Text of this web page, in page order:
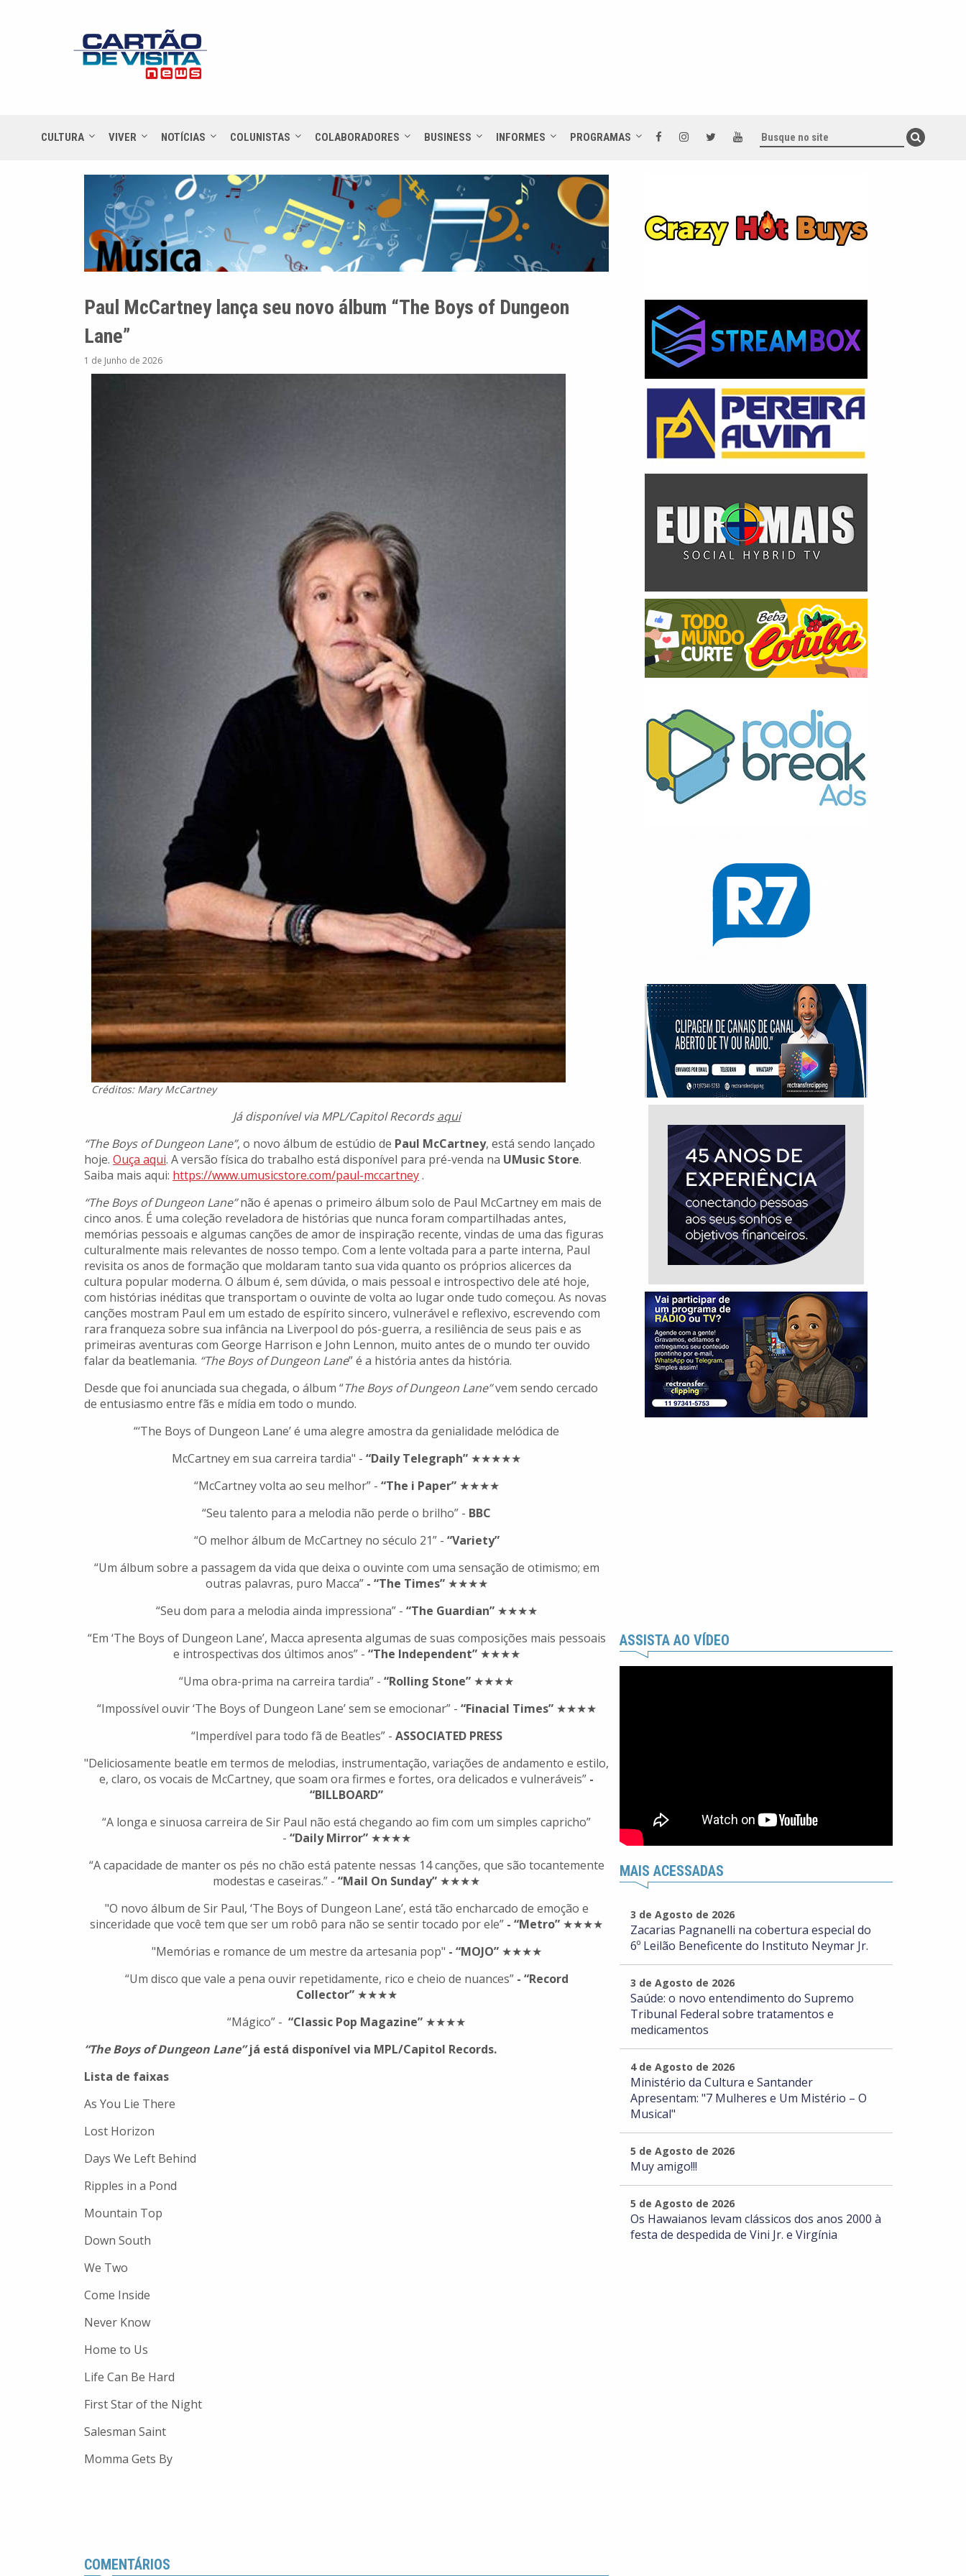
CULTURA VIVER NOTÍCIAS COLUNISTAS COLABORADORES BUSINESS INFORMES PROGRAMAS
Paul McCartney lança seu novo álbum “The Boys of Dungeon
Lane”
1 de Junho de 2026
Créditos: Mary McCartney
Já disponível via MPL/Capitol Recordsaqui
“The Boys of Dungeon Lane”, o novo álbum de estúdio de Paul McCartney, está sendo lançado
hoje. Ouça aqui. A versão física do trabalho está disponível para pré-venda na UMusic Store.
Saiba mais aqui: https://www.umusicstore.com/paul-mccartney.
“The Boys of Dungeon Lane”não é apenas o primeiro álbum solo de Paul McCartney em mais de
cinco anos. É uma coleção reveladora de histórias que nunca foram compartilhadas antes,
memórias pessoais e algumas canções de amor de inspiração recente, vindas de uma das figuras
culturalmente mais relevantes de nosso tempo. Com a lente voltada para a parte interna, Paul
revisita os anos de formação que moldaram tanto sua vida quanto os próprios alicerces da
cultura popular moderna. O álbum é, sem dúvida, o mais pessoal e introspectivo dele até hoje,
com histórias inéditas que transportam o ouvinte de volta ao lugar onde tudo começou. As novas
canções mostram Paul em um estado de espírito sincero, vulnerável e reflexivo, escrevendo com
rara franqueza sobre sua infância na Liverpool do pós-guerra, a resiliência de seus pais e as
primeiras aventuras com George Harrison e John Lennon, muito antes de o mundo ter ouvido
falar da beatlemania. “The Boys of Dungeon Lane” é a história antes da história.
Desde que foi anunciada sua chegada, o álbum “The Boys of Dungeon Lane”vem sendo cercado
de entusiasmo entre fãs e mídia em todo o mundo.
“‘The Boys of Dungeon Lane’ é uma alegre amostra da genialidade melódica de
McCartney em sua carreira tardia" - “Daily Telegraph” ★★★★★
“McCartney volta ao seu melhor” - “The i Paper”★★★★
“Seu talento para a melodia não perde o brilho” - BBC
“O melhor álbum de McCartney no século 21” - “Variety”
“Um álbum sobre a passagem da vida que deixa o ouvinte com uma sensação de otimismo; em
outras palavras, puro Macca”- “The Times”★★★★
“Seu dom para a melodia ainda impressiona” - “The Guardian”★★★★
“Em ‘The Boys of Dungeon Lane’, Macca apresenta algumas de suas composições mais pessoais
e introspectivas dos últimos anos” - “The Independent”★★★★
“Uma obra-prima na carreira tardia” - “Rolling Stone” ★★★★
“Impossível ouvir ‘The Boys of Dungeon Lane’ sem se emocionar” - “Finacial Times”★★★★
“Imperdível para todo fã de Beatles” - ASSOCIATED PRESS
"Deliciosamente beatle em termos de melodias, instrumentação, variações de andamento e estilo,
e, claro, os vocais de McCartney, que soam ora firmes e fortes, ora delicados e vulneráveis” -
“BILLBOARD”
“A longa e sinuosa carreira de Sir Paul não está chegando ao fim com um simples capricho”
- “Daily Mirror”★★★★
“A capacidade de manter os pés no chão está patente nessas 14 canções, que são tocantemente
modestas e caseiras.” - “Mail On Sunday” ★★★★
"O novo álbum de Sir Paul, ‘The Boys of Dungeon Lane’, está tão encharcado de emoção e
sinceridade que você tem que ser um robô para não se sentir tocado por ele” - “Metro” ★★★★
"Memórias e romance de um mestre da artesania pop" - “MOJO”★★★★
“Um disco que vale a pena ouvir repetidamente, rico e cheio de nuances”- “Record
Collector”★★★★
“Mágico” - “Classic Pop Magazine” ★★★★
“The Boys of Dungeon Lane”já está disponível via MPL/Capitol Records.
Lista de faixas
As You Lie There
Lost Horizon
Days We Left Behind
Ripples in a Pond
Mountain Top
Down South
We Two
Come Inside
Never Know
Home to Us
Life Can Be Hard
First Star of the Night
Salesman Saint
Momma Gets By
COMENTÁRIOS
ASSISTA AO VÍDEO
MAIS ACESSADAS
3 de Agosto de 2026
Zacarias Pagnanelli na cobertura especial do
6º Leilão Beneficente do Instituto Neymar Jr.
3 de Agosto de 2026
Saúde: o novo entendimento do Supremo
Tribunal Federal sobre tratamentos e
medicamentos
4 de Agosto de 2026
Ministério da Cultura e Santander
Apresentam: "7 Mulheres e Um Mistério – O
Musical"
5 de Agosto de 2026
Muy amigo!!!
5 de Agosto de 2026
Os Hawaianos levam clássicos dos anos 2000 à
festa de despedida de Vini Jr. e Virgínia